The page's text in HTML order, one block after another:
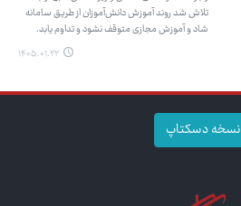
تلاش شد روند آموزش دانش‌آموزان از طریق سامانه
شاد و آموزش مجازی متوقف نشود و تداوم یابد.
۱۴۰۵.۰۱.۲۲
نسخه دسکتاپ